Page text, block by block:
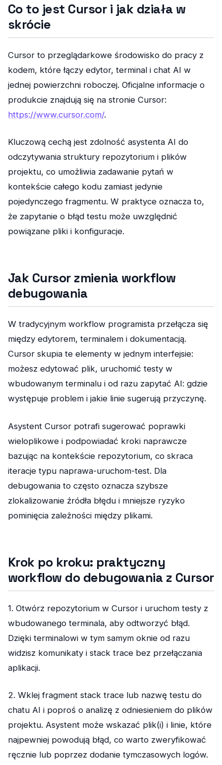
Co to jest Cursor i jak działa w
skrócie
Cursor to przeglądarkowe środowisko do pracy z
kodem, które łączy edytor, terminal i chat AI w
jednej powierzchni roboczej. Oficjalne informacje o
produkcie znajdują się na stronie Cursor:
https://www.cursor.com/.
Kluczową cechą jest zdolność asystenta AI do
odczytywania struktury repozytorium i plików
projektu, co umożliwia zadawanie pytań w
kontekście całego kodu zamiast jedynie
pojedynczego fragmentu. W praktyce oznacza to,
że zapytanie o błąd testu może uwzględnić
powiązane pliki i konfiguracje.
Jak Cursor zmienia workflow
debugowania
W tradycyjnym workflow programista przełącza się
między edytorem, terminalem i dokumentacją.
Cursor skupia te elementy w jednym interfejsie:
możesz edytować plik, uruchomić testy w
wbudowanym terminalu i od razu zapytać AI: gdzie
występuje problem i jakie linie sugerują przyczynę.
Asystent Cursor potrafi sugerować poprawki
wieloplikowe i podpowiadać kroki naprawcze
bazując na kontekście repozytorium, co skraca
iteracje typu naprawa-uruchom-test. Dla
debugowania to często oznacza szybsze
zlokalizowanie źródła błędu i mniejsze ryzyko
pominięcia zależności między plikami.
Krok po kroku: praktyczny
workflow do debugowania z Cursor
1. Otwórz repozytorium w Cursor i uruchom testy z
wbudowanego terminala, aby odtworzyć błąd.
Dzięki terminalowi w tym samym oknie od razu
widzisz komunikaty i stack trace bez przełączania
aplikacji.
2. Wklej fragment stack trace lub nazwę testu do
chatu AI i poproś o analizę z odniesieniem do plików
projektu. Asystent może wskazać plik(i) i linie, które
najpewniej powodują błąd, co warto zweryfikować
ręcznie lub poprzez dodanie tymczasowych logów.